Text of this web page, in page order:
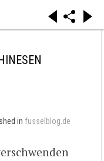
in fusselblog.de